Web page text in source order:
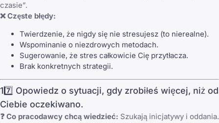
czasie”.
❌ Częste błędy:
Twierdzenie, że nigdy się nie stresujesz (to nierealne).
Wspominanie o niezdrowych metodach.
Sugerowanie, że stres całkowicie Cię przytłacza.
Brak konkretnych strategii.
17️⃣ Opowiedz o sytuacji, gdy zrobiłeś więcej, niż od
Ciebie oczekiwano.
❓ Co pracodawcy chcą wiedzieć: Szukają inicjatywy i oddania.